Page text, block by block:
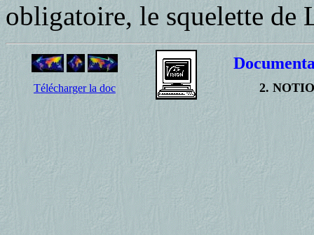
obligatoire, le squelette de
Télécharger la doc 2.